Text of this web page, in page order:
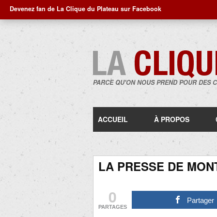
Devenez fan de La Clique du Plateau sur Facebook
PARCE QU'ON NOUS PREND POUR DES
ACCUEIL À PROPOS
LA PRESSE DE
0
PARTAGES
Partager